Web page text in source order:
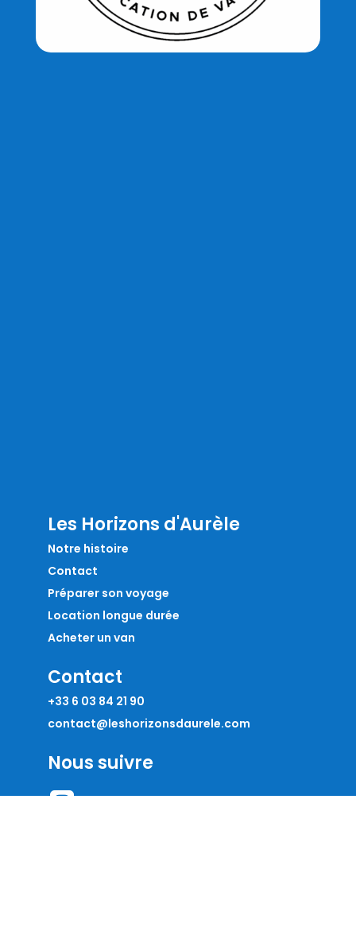
Les Horizons d'Aurèle
Notre histoire
Contact
Préparer son voyage
Location longue durée
Acheter un van
Contact
+33 6 03 84 21 90
contact@leshorizonsdaurele.com
Nous suivre
